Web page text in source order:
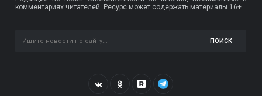
комментариях читателей. Ресурс может содержать материалы 16+.
ПОИСК